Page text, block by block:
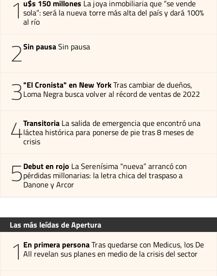
1 u$s 150 millones La joya inmobiliaria que “se vende
sola”: será la nueva torre más alta del país y dará 100%
al río
2Sin pausaSin pausa
3"El Cronista" en New YorkTras cambiar de dueños,
Loma Negra busca volver al récord de ventas de 2022
4Transitoria La salida de emergencia que encontró una
láctea histórica para ponerse de pie tras 8 meses de
crisis
5Debut en rojo La Serenísima “nueva” arrancó con
pérdidas millonarias: la letra chica del traspaso a
Danone y Arcor
Las más leídas de Apertura
1 En primera personaTras quedarse con Medicus, los De
All revelan sus planes en medio de la crisis del sector